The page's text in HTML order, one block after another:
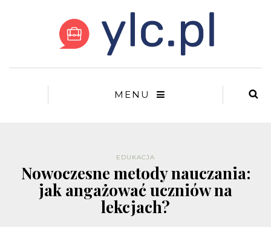
MENU
EDUKACJA
Nowoczesne metody nauczania:
jak angażować uczniów na
lekcjach?